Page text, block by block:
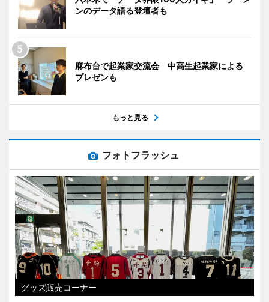
ンのデータ語る登壇者も
麻布台で起業家交流会 中高生起業家による
プレゼンも
もっと見る
フォトフラッシュ
グッズ販売コーナー